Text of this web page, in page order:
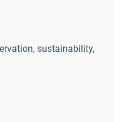
sustainability,